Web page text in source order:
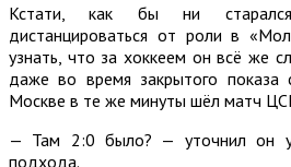
Кстати, как бы ни
дистанцироваться от роли в
узнать, что за хоккеем он всё же
даже во время закрытого показа
Москве в те же минуты шёл матч
— Там 2:0 было? — уточнил он
подхода.